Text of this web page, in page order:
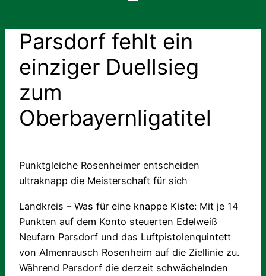
Parsdorf fehlt ein
einziger Duellsieg
zum
Oberbayernligatitel
Punktgleiche Rosenheimer entscheiden
ultraknapp die Meisterschaft für sich
Landkreis – Was für eine knappe Kiste: Mit je 14
Punkten auf dem Konto steuerten Edelweiß
Neufarn Parsdorf und das Luftpistolenquintett
von Almenrausch Rosenheim auf die Ziellinie zu.
Während Parsdorf die derzeit schwächelnden